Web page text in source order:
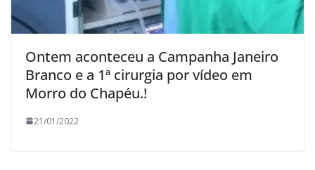
Ontem aconteceu a Campanha Janeiro
Branco e a 1ª cirurgia por vídeo em
Morro do Chapéu.!
21/01/2022